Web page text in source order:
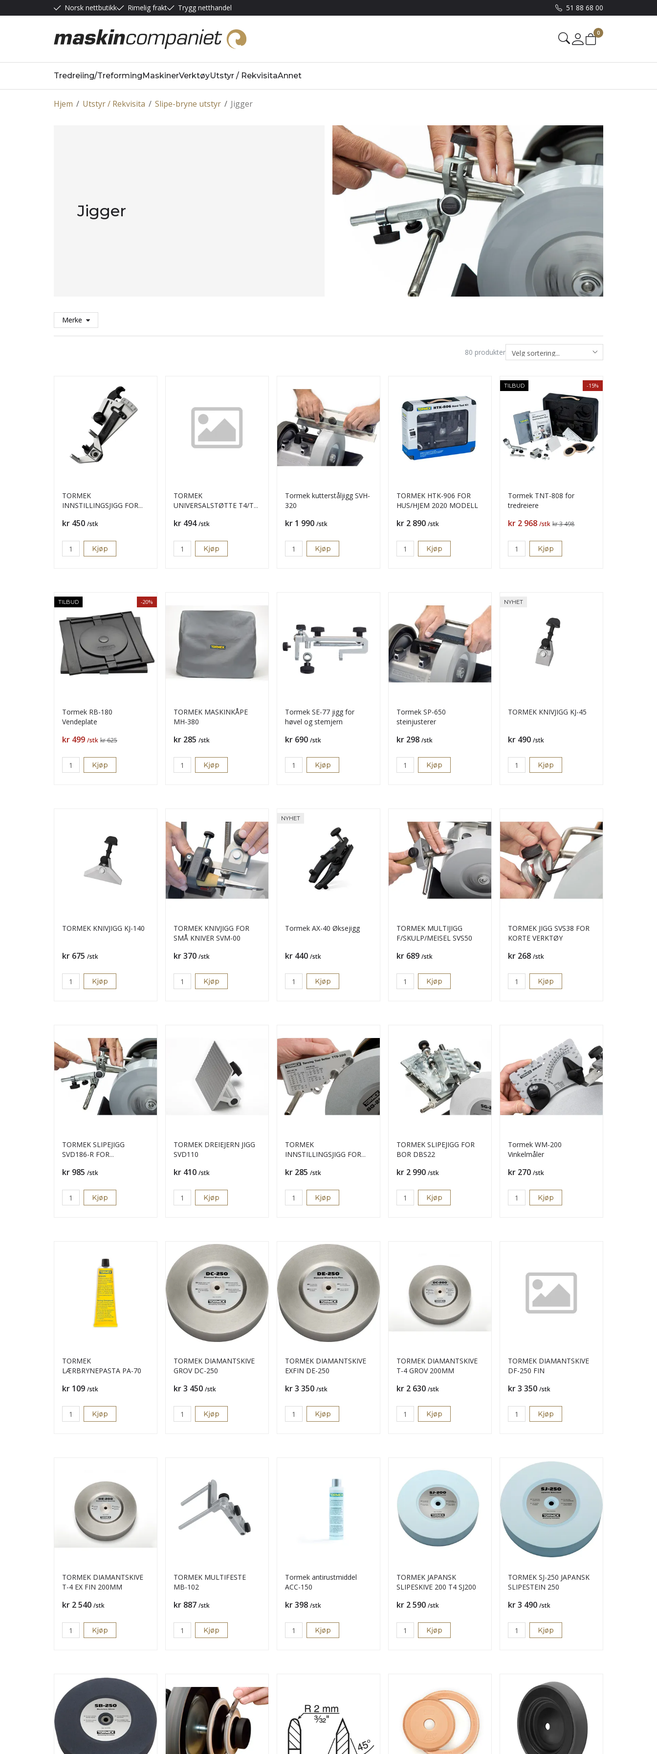
Norsk nettbutikk Rimelig frakt Trygg netthandel 51 88 68 00
Mine sider
0
Tredreiing/TreformingMaskinerVerktøyUtstyr / RekvisitaAnnet
/
Hjem /
Utstyr / Rekvisita /
Slipe-bryne utstyr Jigger
Jigger
Merke
80 produkter
TORMEK
INNSTILLINGSJIGG FOR
Pris
kr 450 /stk
Kjøp
TORMEK
UNIVERSALSTØTTE T4/T8
Pris
kr 494 /stk
Kjøp
Tormek kutterståljigg SVH-
320
Pris
kr 1 990 /stk
Kjøp
TORMEK HTK-906 FOR
HUS/HJEM 2020 MODELL
Pris
kr 2 890 /stk
Kjøp
TILBUD -15%
Tormek TNT-808 for
tredreiere
Pris
kr 2 968 /stk kr 3 498
Kjøp
TILBUD -20%
Tormek RB-180
Vendeplate
Pris
kr 499 /stk kr 625
Kjøp
TORMEK MASKINKÅPE
MH-380
Pris
kr 285 /stk
Kjøp
Tormek SE-77 jigg for
høvel og stemjern
Pris
kr 690 /stk
Kjøp
Tormek SP-650
steinjusterer
Pris
kr 298 /stk
Kjøp
NYHET
TORMEK KNIVJIGG KJ-45
Pris
kr 490 /stk
Kjøp
TORMEK KNIVJIGG KJ-140
Pris
kr 675 /stk
Kjøp
TORMEK KNIVJIGG FOR
SMÅ KNIVER SVM-00
Pris
kr 370 /stk
Kjøp
NYHET
Tormek AX-40 Øksejigg
Pris
kr 440 /stk
Kjøp
TORMEK MULTIJIGG
F/SKULP/MEISEL SVS50
Pris
kr 689 /stk
Kjøp
TORMEK JIGG SVS38 FOR
KORTE VERKTØY
Pris
kr 268 /stk
Kjøp
TORMEK SLIPEJIGG
SVD186-R FOR
Pris
kr 985 /stk
Kjøp
TORMEK DREIEJERN JIGG
SVD110
Pris
kr 410 /stk
Kjøp
TORMEK
INNSTILLINGSJIGG FOR
Pris
kr 285 /stk
Kjøp
TORMEK SLIPEJIGG FOR
BOR DBS22
Pris
kr 2 990 /stk
Kjøp
Tormek WM-200
Vinkelmåler
Pris
kr 270 /stk
Kjøp
TORMEK
LÆRBRYNEPASTA PA-70
Pris
kr 109 /stk
Kjøp
TORMEK DIAMANTSKIVE
GROV DC-250
Pris
kr 3 450 /stk
Kjøp
TORMEK DIAMANTSKIVE
EXFIN DE-250
Pris
kr 3 350 /stk
Kjøp
TORMEK DIAMANTSKIVE
T-4 GROV 200MM
Pris
kr 2 630 /stk
Kjøp
TORMEK DIAMANTSKIVE
DF-250 FIN
Pris
kr 3 350 /stk
Kjøp
TORMEK DIAMANTSKIVE
T-4 EX FIN 200MM
Pris
kr 2 540 /stk
Kjøp
TORMEK MULTIFESTE
MB-102
Pris
kr 887 /stk
Kjøp
Tormek antirustmiddel
ACC-150
Pris
kr 398 /stk
Kjøp
TORMEK JAPANSK
SLIPESKIVE 200 T4 SJ200
Pris
kr 2 590 /stk
Kjøp
TORMEK SJ-250 JAPANSK
SLIPESTEIN 250
Pris
kr 3 490 /stk
Kjøp